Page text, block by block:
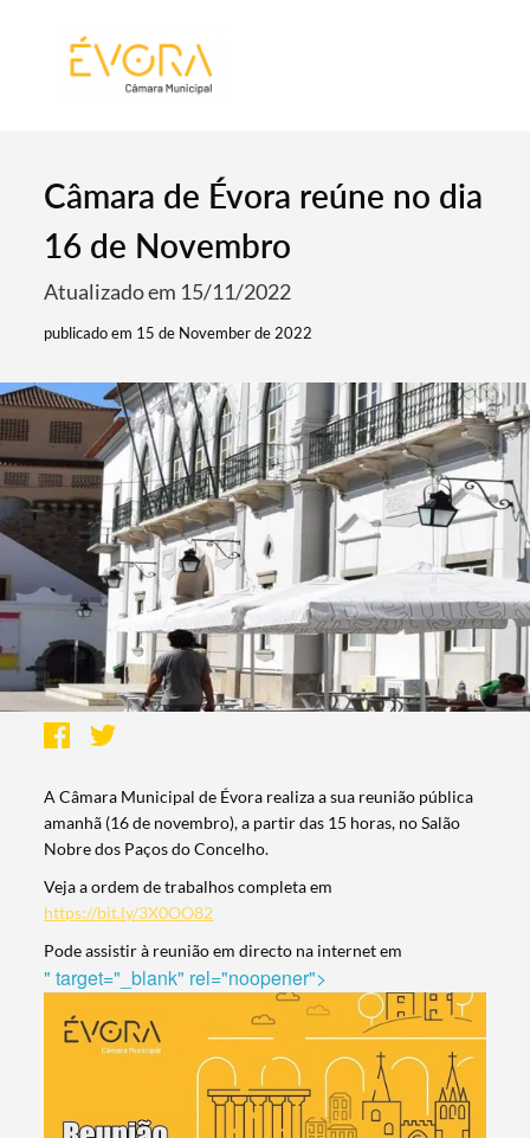
Câmara de Évora reúne no dia
16 de Novembro
Atualizado em 15/11/2022
publicado em 15 de November de 2022
A Câmara Municipal de Évora realiza a sua reunião pública
amanhã (16 de novembro), a partir das 15 horas, no Salão
Nobre dos Paços do Concelho.
Veja a ordem de trabalhos completa em
https://bit.ly/3X0OO82
Pode assistir à reunião em directo na internet em
" target="_blank" rel="noopener">